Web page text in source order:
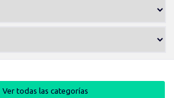
Ver todas las categorías